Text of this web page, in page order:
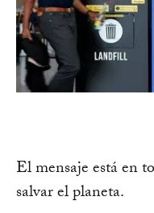
El mensaje está en
salvar el planeta.